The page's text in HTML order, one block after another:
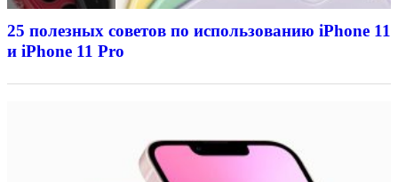
25 полезных советов по использованию iPhone 11
и iPhone 11 Pro